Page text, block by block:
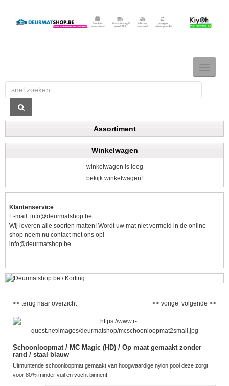
TOGGLE
Assortiment
Winkelwagen
winkelwagen is leeg
bekijk winkelwagen!
Klantenservice
E-mail: info@deurmatshop.be
Wij leveren alle soorten matten! Wordt uw mat niet vermeld in de online
shop neem nu contact met ons op!
info@deurmatshop.be
<< terug naar overzicht volgende >>
<< vorige
Schoonloopmat / MC Magic (HD) / Op maat gemaakt zonder
rand / staal blauw
Uitmuntende schoonloopmat gemaakt van hoogwaardige nylon pool deze zorgt
voor 80% minder vuil en vocht binnen!